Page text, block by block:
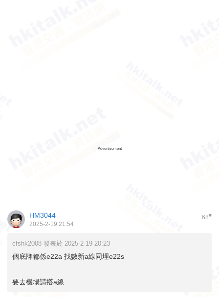
Advertisement
68#
HM3044
2025-2-19 21:54
cfshk2008 發表於 2025-2-19 20:23
個底牌都係e22a 找數新a線同埋e22s
要去機場請搭a線